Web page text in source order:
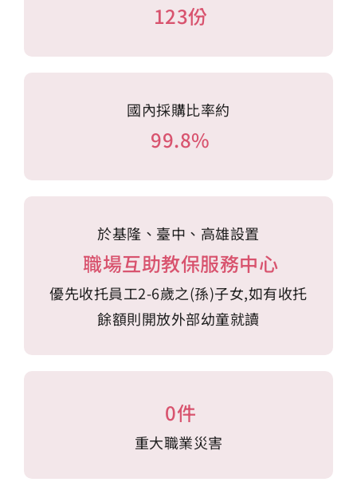
123份
國內採購比率約
99.8%
於基隆、臺中、高雄設置
職場互助教保服務中心
優先收托員工2-6歲之(孫)子女,如有收托
餘額則開放外部幼童就讀
0件
重大職業災害